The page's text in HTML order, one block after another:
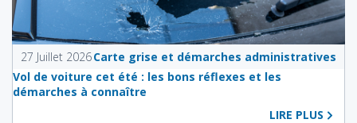
27 Juillet 2026Carte grise et démarches administratives
Vol de voiture cet été : les bons réflexes et les
démarches à connaître
LIRE PLUS